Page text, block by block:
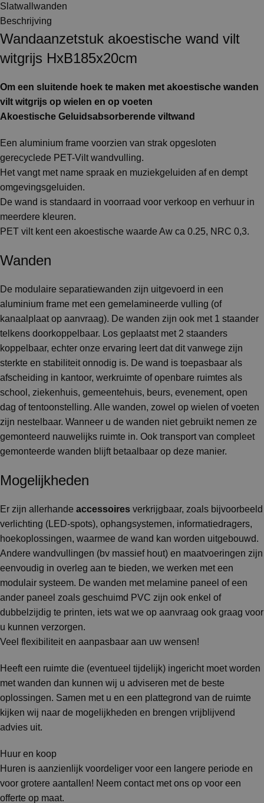
Slatwallwanden
Beschrijving
Wandaanzetstuk akoestische wand vilt
witgrijs HxB185x20cm
Om een sluitende hoek te maken met akoestische wanden
vilt witgrijs op wielen en op voeten
Akoestische Geluidsabsorberende viltwand
Een aluminium frame voorzien van strak opgesloten
gerecyclede PET-Vilt wandvulling.
Het vangt met name spraak en muziekgeluiden af en dempt
omgevingsgeluiden.
De wand is standaard in voorraad voor verkoop en verhuur in
meerdere kleuren.
PET vilt kent een akoestische waarde Aw ca 0.25, NRC 0,3.
Wanden
De modulaire separatiewanden zijn uitgevoerd in een
aluminium frame met een gemelamineerde vulling (of
kanaalplaat op aanvraag). De wanden zijn ook met 1 staander
telkens doorkoppelbaar. Los geplaatst met 2 staanders
koppelbaar, echter onze ervaring leert dat dit vanwege zijn
sterkte en stabiliteit onnodig is. De wand is toepasbaar als
afscheiding in kantoor, werkruimte of openbare ruimtes als
school, ziekenhuis, gemeentehuis, beurs, evenement, open
dag of tentoonstelling. Alle wanden, zowel op wielen of voeten
zijn nestelbaar. Wanneer u de wanden niet gebruikt nemen ze
gemonteerd nauwelijks ruimte in. Ook transport van compleet
gemonteerde wanden blijft betaalbaar op deze manier.
Mogelijkheden
Er zijn allerhande accessoires verkrijgbaar, zoals bijvoorbeeld
verlichting (LED-spots), ophangsystemen, informatiedragers,
hoekoplossingen, waarmee de wand kan worden uitgebouwd.
Andere wandvullingen (bv massief hout) en maatvoeringen zijn
eenvoudig in overleg aan te bieden, we werken met een
modulair systeem. De wanden met melamine paneel of een
ander paneel zoals geschuimd PVC zijn ook enkel of
dubbelzijdig te printen, iets wat we op aanvraag ook graag voor
u kunnen verzorgen.
Veel flexibiliteit en aanpasbaar aan uw wensen!
Heeft een ruimte die (eventueel tijdelijk) ingericht moet worden
met wanden dan kunnen wij u adviseren met de beste
oplossingen. Samen met u en een plattegrond van de ruimte
kijken wij naar de mogelijkheden en brengen vrijblijvend
advies uit.
Huur en koop
Huren is aanzienlijk voordeliger voor een langere periode en
voor grotere aantallen! Neem contact met ons op voor een
offerte op maat.